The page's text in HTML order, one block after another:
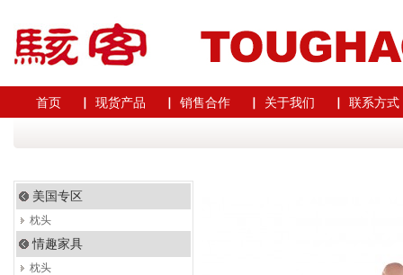
首页 ▏ 现货产品 ▏ 销售合作 ▏ 关于我们 ▏ 联系方式
美国专区
枕头
情趣家具
枕头